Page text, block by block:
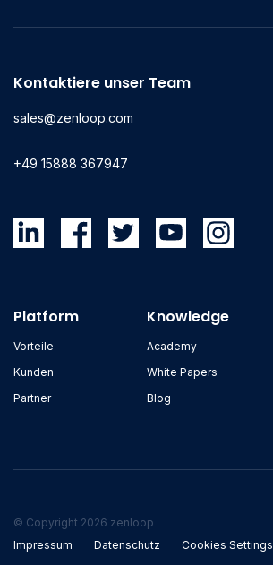
Kontaktiere unser Team
sales@zenloop.com
+49 15888 367947
Platform
Vorteile
Kunden
Partner
Knowledge
Academy
White Papers
Blog
© Copyright 2026 zenloop
Impressum
Datenschutz Cookies Settings